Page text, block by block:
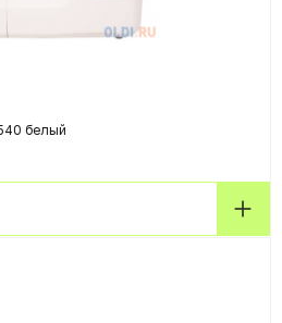
белый